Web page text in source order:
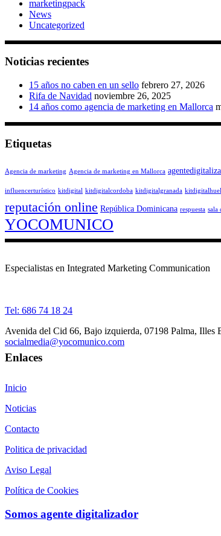
marketingpack
News
Uncategorized
Noticias recientes
15 años no caben en un sello febrero 27, 2026
Rifa de Navidad noviembre 26, 2025
14 años como agencia de marketing en Mallorca
Etiquetas
Agencia de marketing Agencia de marketing en Mallorca
influencerturístico kitdigital kitdigitalcordoba kitdigitalgranada
reputación online República Dominicana respuesta sala
YOCOMUNICO
Especialistas en Integrated Marketing Communication
Tel: 686 74 18 24
Avenida del Cid 66, Bajo izquierda, 07198 Palma, Illes
socialmedia@yocomunico.com
Enlaces
Inicio
Noticias
Contacto
Politica de privacidad
Aviso Legal
Política de Cookies
Somos agente digitalizador